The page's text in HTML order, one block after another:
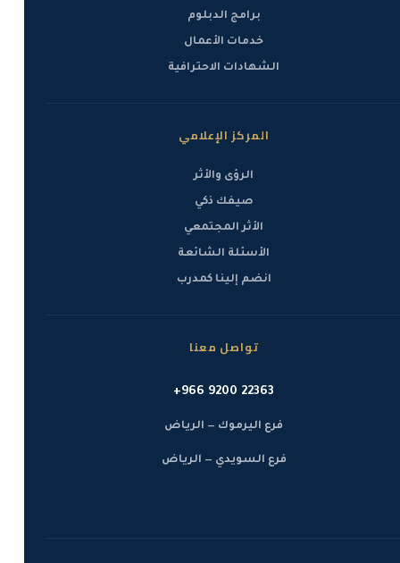
برامج الدبلوم
خدمات الأعمال
الشهادات الاحترافية
المركز الإعلامي
الرؤى والأثر
صيفك ذكي
الأثر المجتمعي
الأسئلة الشائعة
انضم إلينا كمدرب
تواصل معنا
+966 9200 22363
فرع اليرموك — الرياض
فرع السويدي — الرياض